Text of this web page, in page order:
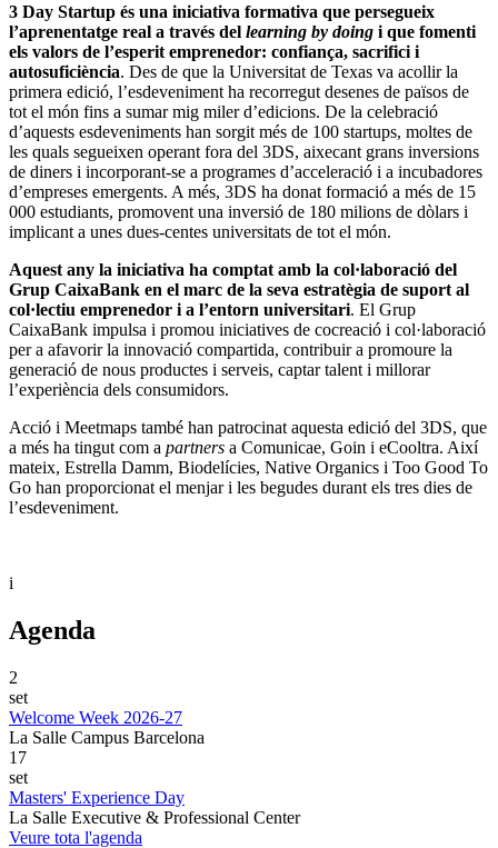
3 Day Startup és una iniciativa formativa que persegueix
l’aprenentatge real a través del learning by doing i que fomenti
els valors de l’esperit emprenedor: confiança, sacrifici i
autosuficiència. Des de que la Universitat de Texas va acollir la
primera edició, l’esdeveniment ha recorregut desenes de països de
tot el món fins a sumar mig miler d’edicions. De la celebració
d’aquests esdeveniments han sorgit més de 100 startups, moltes de
les quals segueixen operant fora del 3DS, aixecant grans inversions
de diners i incorporant-se a programes d’acceleració i a incubadores
d’empreses emergents. A més, 3DS ha donat formació a més de 15
000 estudiants, promovent una inversió de 180 milions de dòlars i
implicant a unes dues-centes universitats de tot el món.
Aquest any la iniciativa ha comptat amb la col·laboració del
Grup CaixaBank en el marc de la seva estratègia de suport al
col·lectiu emprenedor i a l’entorn universitari. El Grup
CaixaBank impulsa i promou iniciatives de cocreació i col·laboració
per a afavorir la innovació compartida, contribuir a promoure la
generació de nous productes i serveis, captar talent i millorar
l’experiència dels consumidors.
Acció i Meetmaps també han patrocinat aquesta edició del 3DS, que
a més ha tingut com a partners a Comunicae, Goin i eCooltra. Així
mateix, Estrella Damm, Biodelícies, Native Organics i Too Good To
Go han proporcionat el menjar i les begudes durant els tres dies de
l’esdeveniment.
i
Agenda
2
set
Welcome Week 2026-27
La Salle Campus Barcelona
17
set
Masters' Experience Day
La Salle Executive & Professional Center
Veure tota l'agenda